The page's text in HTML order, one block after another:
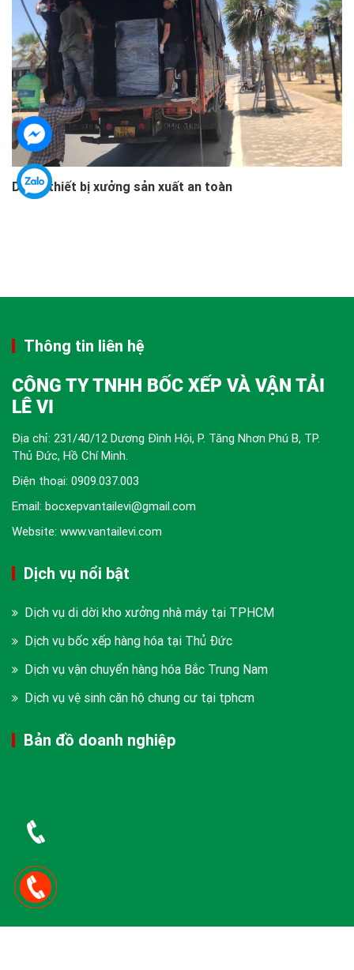
Di dời thiết bị xưởng sản xuất an toàn
Thông tin liên hệ
CÔNG TY TNHH BỐC XẾP VÀ VẬN TẢI
LÊ VI
Địa chỉ: 231/40/12 Dương Đình Hội, P. Tăng Nhơn Phú B, TP.
Thủ Đức, Hồ Chí Minh.
Điện thoại: 0909.037.003
Email: bocxepvantailevi@gmail.com
Website: www.vantailevi.com
Dịch vụ nổi bật
Dịch vụ di dời kho xưởng nhà máy tại TPHCM
Dịch vụ bốc xếp hàng hóa tại Thủ Đức
Dịch vụ vận chuyển hàng hóa Bắc Trung Nam
Dịch vụ vệ sinh căn hộ chung cư tại tphcm
Bản đồ doanh nghiệp